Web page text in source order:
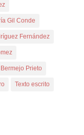
Gil Conde
Fernández
Prieto
Texto escrito